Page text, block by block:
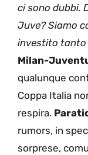
ci sono dubbi.
Juve? Siamo
investito tanto
Milan-
qualunque
Coppa Italia
respira.
rumors, in
sorprese,